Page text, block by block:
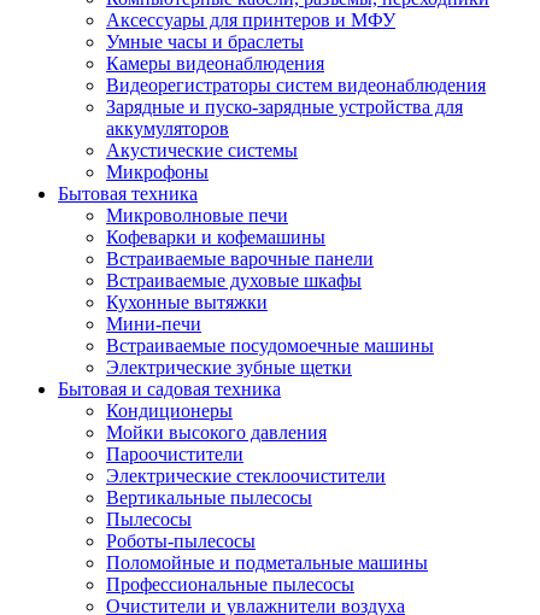
Аксессуары для принтеров и МФУ
Умные часы и браслеты
Камеры видеонаблюдения
Видеорегистраторы систем видеонаблюдения
Зарядные и пуско-зарядные устройства для
аккумуляторов
Акустические системы
Микрофоны
Бытовая техника
Микроволновые печи
Кофеварки и кофемашины
Встраиваемые варочные панели
Встраиваемые духовые шкафы
Кухонные вытяжки
Мини-печи
Встраиваемые посудомоечные машины
Электрические зубные щетки
Бытовая и садовая техника
Кондиционеры
Мойки высокого давления
Пароочистители
Электрические стеклоочистители
Вертикальные пылесосы
Пылесосы
Роботы-пылесосы
Поломойные и подметальные машины
Профессиональные пылесосы
Очистители и увлажнители воздуха